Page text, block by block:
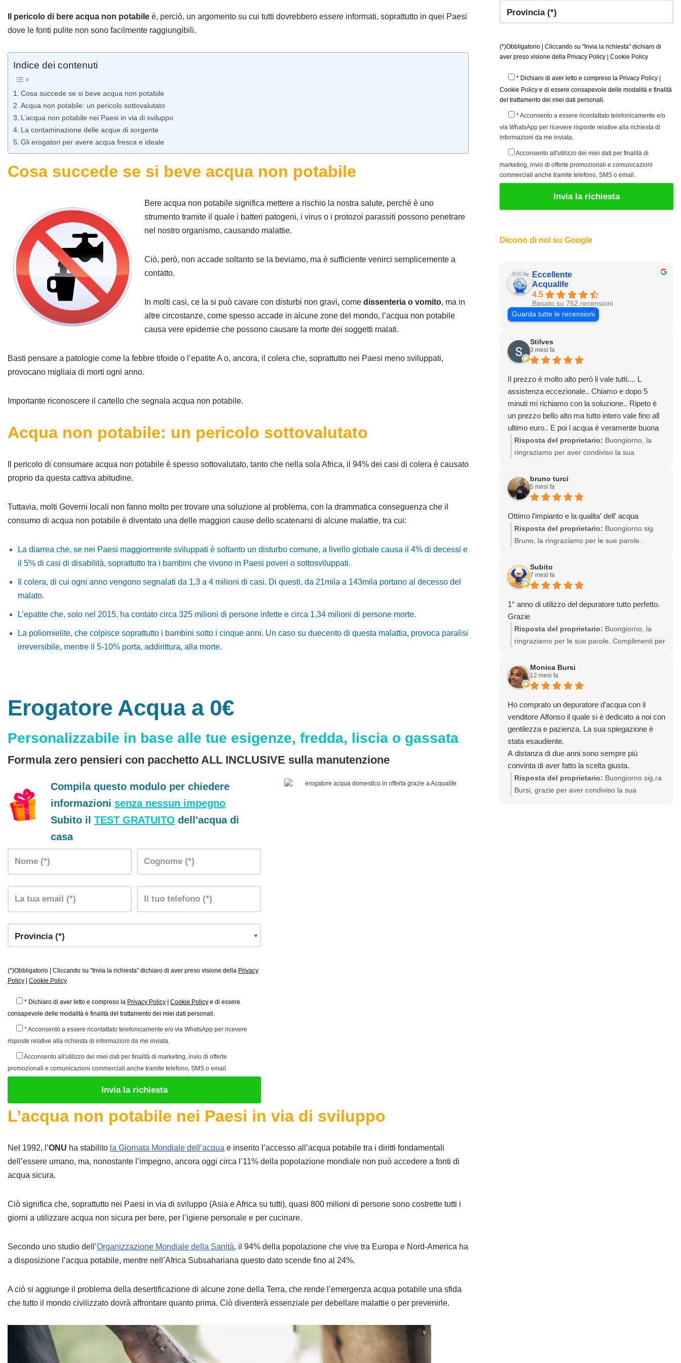
Il pericolo di bere acqua non potabile è, perciò, un argomento su cui tutti dovrebbero essere informati, soprattutto in quei Paesi
dove le fonti pulite non sono facilmente raggiungibili.
Indice dei contenuti
Cosa succede se si beve acqua non potabile
Acqua non potabile: un pericolo sottovalutato
L’acqua non potabile nei Paesi in via di sviluppo
La contaminazione delle acque di sorgente
Gli erogatori per avere acqua fresca e ideale
Cosa succede se si beve acqua non potabile
Bere acqua non potabile significa mettere a rischio la nostra salute, perché è uno
strumento tramite il quale i batteri patogeni, i virus o i protozoi parassiti possono penetrare
nel nostro organismo, causando malattie.
Ciò, però, non accade soltanto se la beviamo, ma è sufficiente venirci semplicemente a
contatto.
In molti casi, ce la si può cavare con disturbi non gravi, come dissenteria o vomito, ma in
altre circostanze, come spesso accade in alcune zone del mondo, l’acqua non potabile
causa vere epidemie che possono causare la morte dei soggetti malati.
Basti pensare a patologie come la febbre tifoide o l’epatite A o, ancora, il colera che, soprattutto nei Paesi meno sviluppati,
provocano migliaia di morti ogni anno.
Importante riconoscere il cartello che segnala acqua non potabile.
Acqua non potabile: un pericolo sottovalutato
Il pericolo di consumare acqua non potabile è spesso sottovalutato, tanto che nella sola Africa, il 94% dei casi di colera è causato
proprio da questa cattiva abitudine.
Tuttavia, molti Governi locali non fanno molto per trovare una soluzione al problema, con la drammatica conseguenza che il
consumo di acqua non potabile è diventato una delle maggiori cause dello scatenarsi di alcune malattie, tra cui:
La diarrea che, se nei Paesi maggiormente sviluppati è soltanto un disturbo comune, a livello globale causa il 4% di decessi e
il 5% di casi di disabilità, soprattutto tra i bambini che vivono in Paesi poveri o sottosviluppati.
Il colera, di cui ogni anno vengono segnalati da 1,3 a 4 milioni di casi. Di questi, da 21mila a 143mila portano al decesso del
malato.
L’epatite che, solo nel 2015, ha contato circa 325 milioni di persone infette e circa 1,34 milioni di persone morte.
La poliomielite, che colpisce soprattutto i bambini sotto i cinque anni. Un caso su duecento di questa malattia, provoca paralisi
irreversibile, mentre il 5-10% porta, addirittura, alla morte.
Erogatore Acqua a 0€
Personalizzabile in base alle tue esigenze, fredda, liscia o gassata
Formula zero pensieri con pacchetto ALL INCLUSIVE sulla manutenzione
Compila questo modulo per chiedere
informazioni senza nessun impegno
Subito il TEST GRATUITO dell'acqua di
casa
(*)Obbligatorio | Cliccando su "Invia la richiesta" dichiaro di aver preso visione della Privacy
Policy
Cookie Policy
* Dichiaro di aver letto e compreso la Privacy Policy Cookie Policy e di essere
consapevole delle modalità e finalità del trattamento dei miei dati personali.
* Acconsento a essere ricontattato telefonicamente e/o via WhatsApp per ricevere
risposte relative alla richiesta di informazioni da me inviata.
Acconsento all'utilizzo dei miei dati per finalità di marketing, invio di offerte
promozionali e comunicazioni commerciali anche tramite telefono, SMS o email.
L’acqua non potabile nei Paesi in via di sviluppo
Nel 1992, l’ONU ha stabilito la Giornata Mondiale dell’acqua e inserito l’accesso all’acqua potabile tra i diritti fondamentali
dell’essere umano, ma, nonostante l’impegno, ancora oggi circa l’11% della popolazione mondiale non può accedere a fonti di
acqua sicura.
Ciò significa che, soprattutto nei Paesi in via di sviluppo (Asia e Africa su tutti), quasi 800 milioni di persone sono costrette tutti i
giorni a utilizzare acqua non sicura per bere, per l’igiene personale e per cucinare.
Secondo uno studio dell’Organizzazione Mondiale della Sanità, il 94% della popolazione che vive tra Europa e Nord-America ha
a disposizione l’acqua potabile, mentre nell’Africa Subsahariana questo dato scende fino al 24%.
A ciò si aggiunge il problema della desertificazione di alcune zone della Terra, che rende l’emergenza acqua potabile una sfida
che tutto il mondo civilizzato dovrà affrontare quanto prima. Ciò diventerà essenziale per debellare malattie o per prevenirle.
(*)Obbligatorio | Cliccando su "Invia la richiesta" dichiaro di
aver preso visione della Privacy Policy| Cookie Policy
* Dichiaro di aver letto e compreso la Privacy Policy|
Cookie Policye di essere consapevole delle modalità e finalità
del trattamento dei miei dati personali.
* Acconsento a essere ricontattato telefonicamente e/o
via WhatsApp per ricevere risposte relative alla richiesta di
informazioni da me inviata.
Acconsento all'utilizzo dei miei dati per finalità di
marketing, invio di offerte promozionali e comunicazioni
commerciali anche tramite telefono, SMS o email.
Dicono di noi su Google
Eccellente
Acqualife
4.5
Basato su 762 recensioni
Guarda tutte le recensioni
Stilves
3 mesi fa
Il prezzo è molto alto però li vale tutti.... L
assistenza eccezionale.. Chiamo e dopo 5
minuti mi richiamo con la soluzione.. Ripeto è
un prezzo bello alto ma tutto intero vale fino all
ultimo euro.. E poi l acqua è veramente buona
Risposta del proprietario: Buongiorno, la
ringraziamo per aver condiviso la sua
Complimenti per aver scelto di bere acqua di
qualità dal rubinetto di casa, eliminando le
bottiglie di plastica! Sempre a sua disposizione
bruno turci
5 mesi fa
Ottimo l'impianto e la qualita' dell' acqua
Risposta del proprietario: Buongiorno sig.
Bruno, la ringraziamo per le sue parole.
più leggera per lei, i suoi cari e sostenere
l'ambiente! Ci auguriamo di risentirla, sempre
a sua disposizione
Subito
7 mesi fa
1° anno di utilizzo del depuratore tutto perfetto.
Grazie
Risposta del proprietario: Buongiorno, la
ringraziamo per le sue parole. Complimenti per
acqua più leggera già da un anno! Sempre a
sua disposizione
Monica Bursi
12 mesi fa
Ho comprato un depuratore d'acqua con il
venditore Alfonso il quale si è dedicato a noi con
gentilezza e pazienza. La sua spiegazione è
stata esaudiente.
A distanza di due anni sono sempre più
convinta di aver fatto la scelta giusta.
Grazie Alfonso Grazie Acqualife
Risposta del proprietario: Buongiorno sig.ra
Bursi, grazie per aver condiviso la sua